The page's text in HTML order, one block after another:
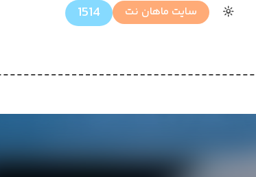
سایت ماهان نت 1514